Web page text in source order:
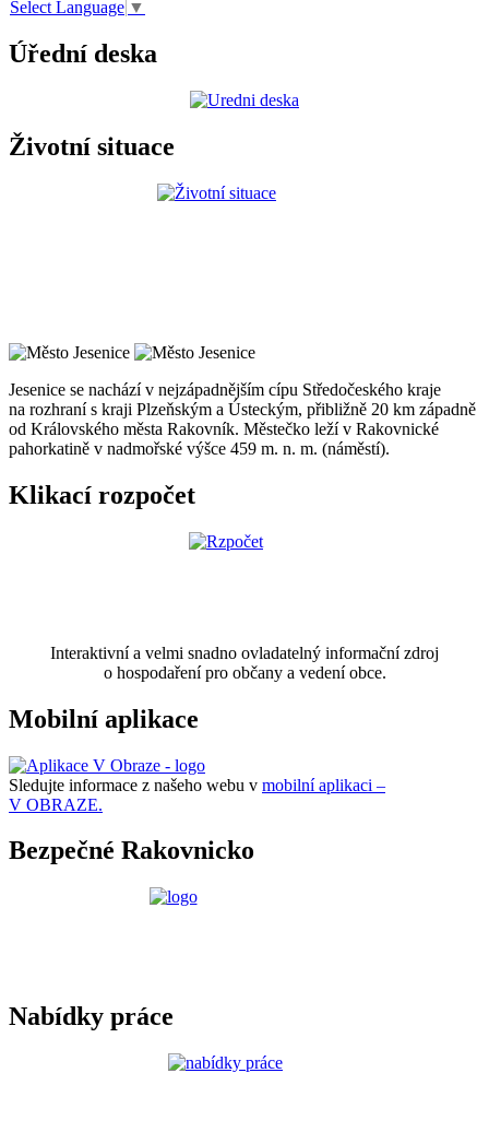
Select Language ▼
Úřední deska
Životní situace
Jesenice se nachází v nejzápadnějším cípu Středočeského kraje
na rozhraní s kraji Plzeňským a Ústeckým, přibližně 20 km západně
od Královského města Rakovník. Městečko leží v Rakovnické
pahorkatině v nadmořské výšce 459 m. n. m. (náměstí).
Klikací rozpočet
Interaktivní a velmi snadno ovladatelný informační zdroj
o hospodaření pro občany a vedení obce.
Mobilní aplikace
Sledujte informace z našeho webu v mobilní aplikaci –
V OBRAZE.
Bezpečné Rakovnicko
Nabídky práce